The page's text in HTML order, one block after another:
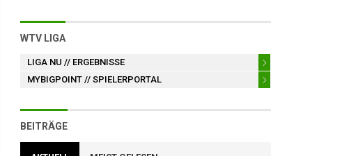
WTV LIGA
LIGA NU // ERGEBNISSE
MYBIGPOINT // SPIELERPORTAL
BEITRÄGE